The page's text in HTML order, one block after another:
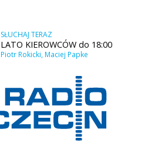
SŁUCHAJ TERAZ
LATO KIEROWCÓW do 18:00
Piotr Rokicki, Maciej Papke